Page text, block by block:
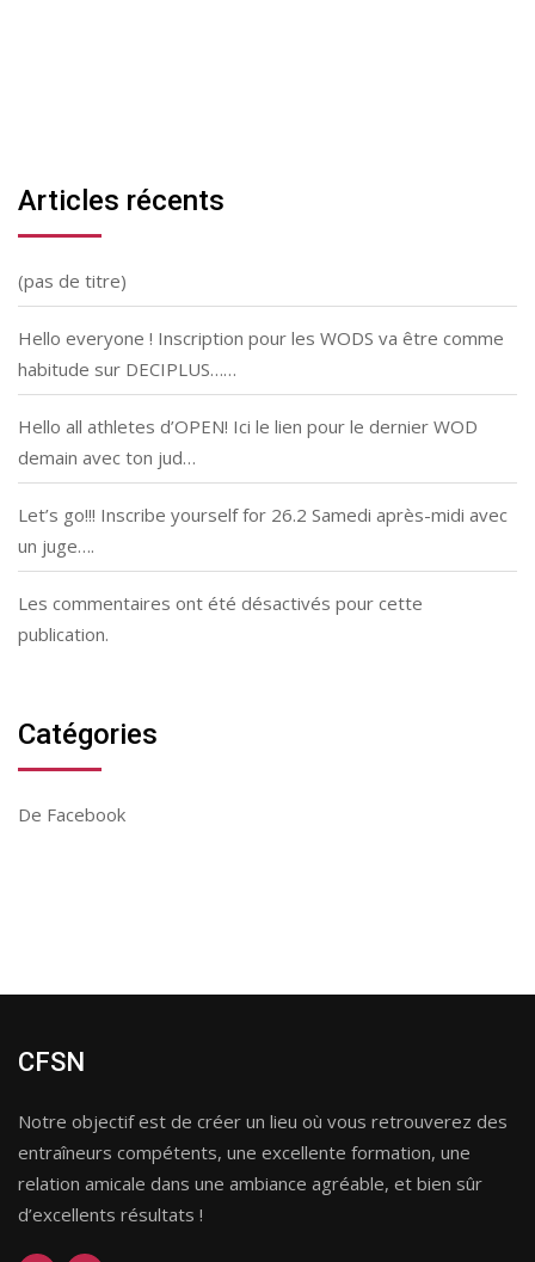
Articles récents
(pas de titre)
Hello everyone ! Inscription pour les WODS va être comme
habitude sur DECIPLUS……
Hello all athletes d’OPEN! Ici le lien pour le dernier WOD
demain avec ton jud…
Let’s go!!! Inscribe yourself for 26.2 Samedi après-midi avec
un juge….
Les commentaires ont été désactivés pour cette
publication.
Catégories
De Facebook
CFSN
Notre objectif est de créer un lieu où vous retrouverez des
entraîneurs compétents, une excellente formation, une
relation amicale dans une ambiance agréable, et bien sûr
d’excellents résultats !